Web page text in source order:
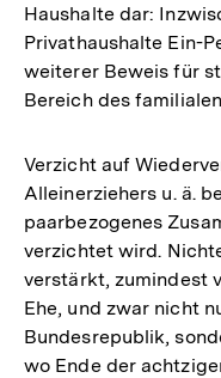
Haushalte dar:
Privathaushalte Ein-
weiterer Beweis für
Bereich des
Verzicht auf
Alleinerziehers u. ä.
paarbezogenes
verzichtet wird.
verstärkt, zumindest
Ehe, und zwar nicht
Bundesrepublik,
wo Ende der